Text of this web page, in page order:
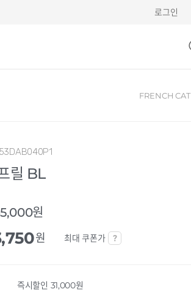
로그인
FRENCH CAT
릴 BL
원
원 최대 쿠폰가
즉시할인 31,000원